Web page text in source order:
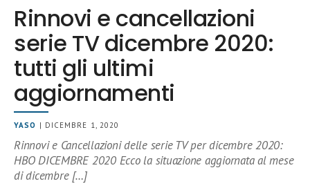
Rinnovi e cancellazioni
serie TV dicembre 2020:
tutti gli ultimi
aggiornamenti
YASO | DICEMBRE 1, 2020
Rinnovi e Cancellazioni delle serie TV per dicembre 2020:
HBO DICEMBRE 2020 Ecco la situazione aggiornata al mese
di dicembre […]